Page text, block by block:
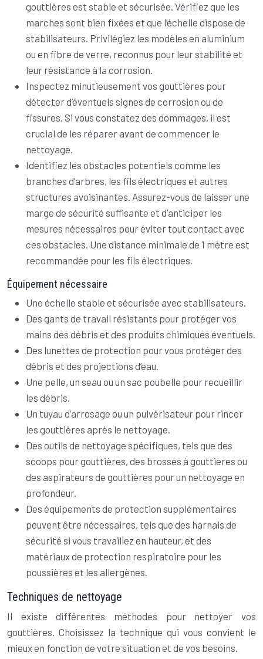
gouttières est stable et sécurisée. Vérifiez que les
marches sont bien fixées et que l’échelle dispose de
stabilisateurs. Privilégiez les modèles en aluminium
ou en fibre de verre, reconnus pour leur stabilité et
leur résistance à la corrosion.
Inspectez minutieusement vos gouttières pour
détecter d’éventuels signes de corrosion ou de
fissures. Si vous constatez des dommages, il est
crucial de les réparer avant de commencer le
nettoyage.
Identifiez les obstacles potentiels comme les
branches d’arbres, les fils électriques et autres
structures avoisinantes. Assurez-vous de laisser une
marge de sécurité suffisante et d’anticiper les
mesures nécessaires pour éviter tout contact avec
ces obstacles. Une distance minimale de 1 mètre est
recommandée pour les fils électriques.
Équipement nécessaire
Une échelle stable et sécurisée avec stabilisateurs.
Des gants de travail résistants pour protéger vos
mains des débris et des produits chimiques éventuels.
Des lunettes de protection pour vous protéger des
débris et des projections d’eau.
Une pelle, un seau ou un sac poubelle pour recueillir
les débris.
Un tuyau d’arrosage ou un pulvérisateur pour rincer
les gouttières après le nettoyage.
Des outils de nettoyage spécifiques, tels que des
scoops pour gouttières, des brosses à gouttières ou
des aspirateurs de gouttières pour un nettoyage en
profondeur.
Des équipements de protection supplémentaires
peuvent être nécessaires, tels que des harnais de
sécurité si vous travaillez en hauteur, et des
matériaux de protection respiratoire pour les
poussières et les allergènes.
Techniques de nettoyage
Il existe différentes méthodes pour nettoyer vos
gouttières. Choisissez la technique qui vous convient le
mieux en fonction de votre situation et de vos besoins.